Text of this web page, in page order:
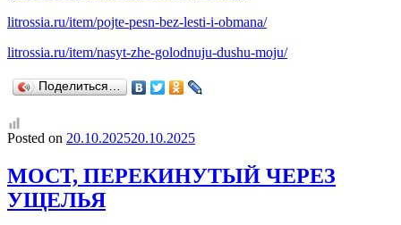
litrossia.ru/item/pojte-pesn-bez-lesti-i-obmana/
litrossia.ru/item/nasyt-zhe-golodnuju-dushu-moju/
Поделиться…
Posted on 20.10.202520.10.2025
МОСТ, ПЕРЕКИНУТЫЙ ЧЕРЕЗ
УЩЕЛЬЯ